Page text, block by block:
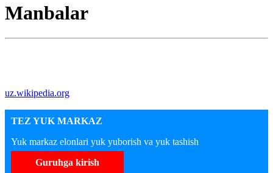
Manbalar
uz.wikipedia.org
TEZ YUK MARKAZ
Yuk markaz elonlari yuk yuborish va yuk tashish
Guruhga kirish